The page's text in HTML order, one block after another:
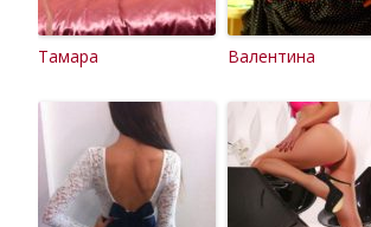
Тамара Валентина